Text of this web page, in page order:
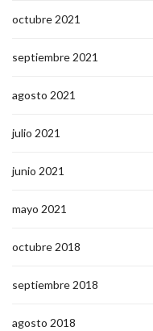
octubre 2021
septiembre 2021
agosto 2021
julio 2021
junio 2021
mayo 2021
octubre 2018
septiembre 2018
agosto 2018